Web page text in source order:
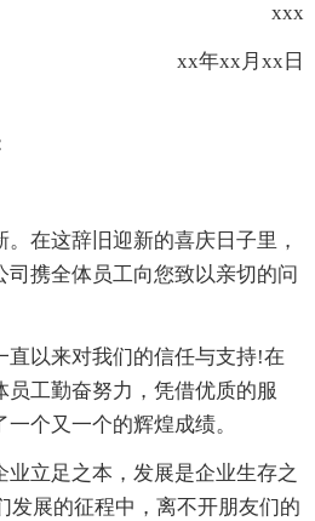
xxx
xx年xx月xx日
在这辞旧迎新的喜庆日子里，
携全体员工向您致以亲切的问
直以来对我们的信任与支持!在
工勤奋努力，凭借优质的服
个又一个的辉煌成绩。
业立足之本，发展是企业生存之
发展的征程中，离不开朋友们的